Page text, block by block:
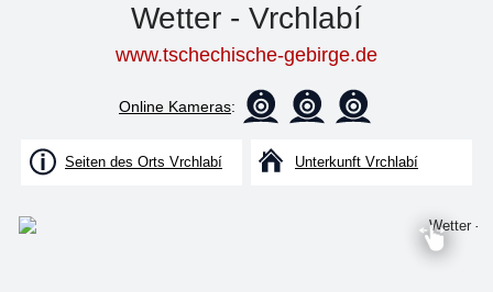
Wetter - Vrchlabí
www.tschechische-gebirge.de
Online Kameras:
Seiten des Orts Vrchlabí Unterkunft Vrchlabí